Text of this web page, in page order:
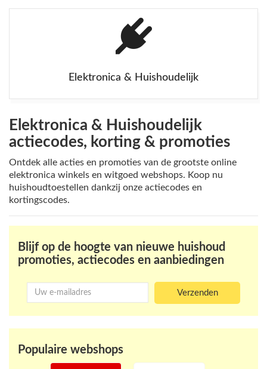
Elektronica & Huishoudelijk
Elektronica & Huishoudelijk
actiecodes, korting & promoties
Ontdek alle acties en promoties van de grootste online
elektronica winkels en witgoed webshops. Koop nu
huishoudtoestellen dankzij onze actiecodes en
kortingscodes.
Blijf op de hoogte van nieuwe huishoud
promoties, actiecodes en aanbiedingen
Populaire webshops